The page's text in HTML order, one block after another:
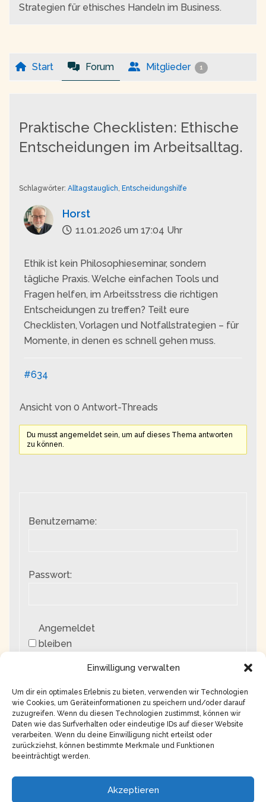
Einwilligung verwalten
Um dir ein optimales Erlebnis zu bieten, verwenden wir Technologien
wie Cookies, um Geräteinformationen zu speichern und/oder darauf
zuzugreifen. Wenn du diesen Technologien zustimmst, können wir
Daten wie das Surfverhalten oder eindeutige IDs auf dieser Website
verarbeiten. Wenn du deine Einwilligung nicht erteilst oder
zurückziehst, können bestimmte Merkmale und Funktionen
beeinträchtigt werden.
Akzeptieren
Strategien für ethisches Handeln im Business.
Start Forum Mitglieder 1
Praktische Checklisten: Ethische
Entscheidungen im Arbeitsalltag.
Schlagwörter: Alltagstauglich, Entscheidungshilfe
Horst
11.01.2026 um 17:04 Uhr
Ethik ist kein Philosophieseminar, sondern
tägliche Praxis. Welche einfachen Tools und
Fragen helfen, im Arbeitsstress die richtigen
Entscheidungen zu treffen? Teilt eure
Checklisten, Vorlagen und Notfallstrategien – für
Momente, in denen es schnell gehen muss.
#634
Ansicht von 0 Antwort-Threads
Du musst angemeldet sein, um auf dieses Thema antworten
zu können.
Benutzername:
Passwort:
Angemeldet
bleiben